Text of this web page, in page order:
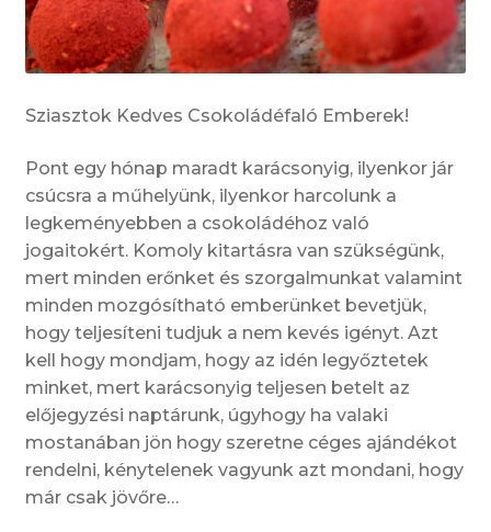
Sziasztok Kedves Csokoládéfaló Emberek!
Pont egy hónap maradt karácsonyig, ilyenkor jár
csúcsra a műhelyünk, ilyenkor harcolunk a
legkeményebben a csokoládéhoz való
jogaitokért. Komoly kitartásra van szükségünk,
mert minden erőnket és szorgalmunkat valamint
minden mozgósítható emberünket bevetjük,
hogy teljesíteni tudjuk a nem kevés igényt. Azt
kell hogy mondjam, hogy az idén legyőztetek
minket, mert karácsonyig teljesen betelt az
előjegyzési naptárunk, úgyhogy ha valaki
mostanában jön hogy szeretne céges ajándékot
rendelni, kénytelenek vagyunk azt mondani, hogy
már csak jövőre…